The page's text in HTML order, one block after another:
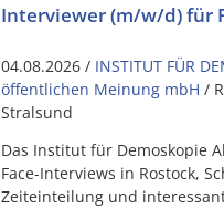
Interviewer (m/w/d) für
04.08.2026 / INSTITUT FÜR
öffentlichen Meinung mbH /
Stralsund
Das Institut für Demoskopie
Face-Interviews in Rostock,
Zeiteinteilung und